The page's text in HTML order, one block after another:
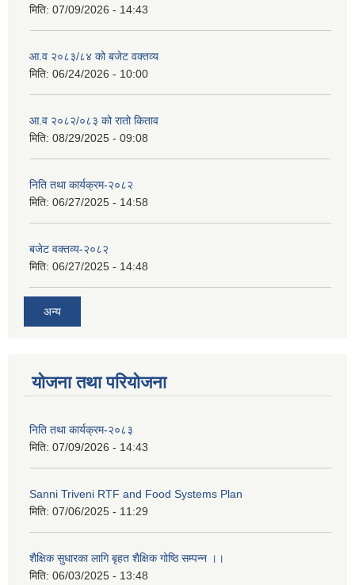
मिति: 07/09/2026 - 14:43
आ.व २०८३/८४ को बजेट वक्तव्य
मिति: 06/24/2026 - 10:00
आ.व २०८२/०८३ को रातो किताव
मिति: 08/29/2025 - 09:08
निति तथा कार्यक्रम-२०८२
मिति: 06/27/2025 - 14:58
बजेट वक्तव्य-२०८२
मिति: 06/27/2025 - 14:48
अन्य
योजना तथा परियोजना
निति तथा कार्यक्रम-२०८३
मिति: 07/09/2026 - 14:43
Sanni Triveni RTF and Food Systems Plan
मिति: 07/06/2025 - 11:29
शैक्षिक सुधारका लागि बृहत शैक्षिक गोष्ठि सम्पन्न ।।
मिति: 06/03/2025 - 13:48